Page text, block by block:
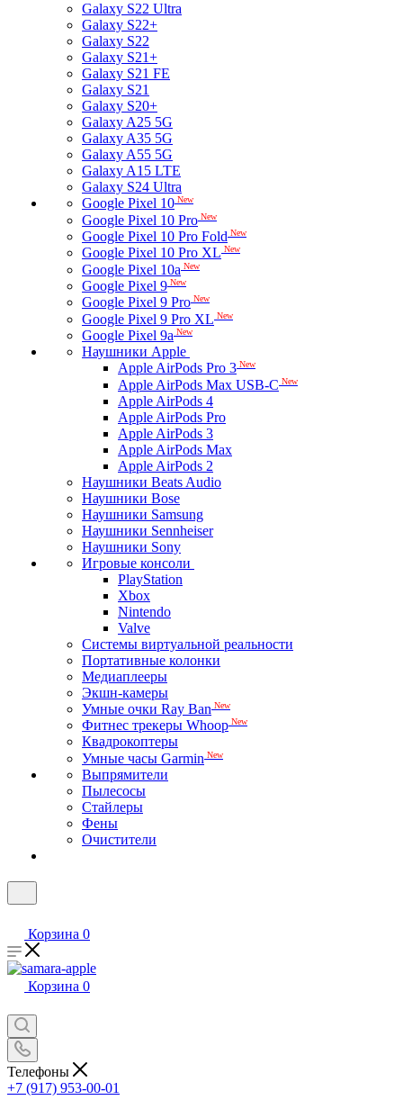
Galaxy S22 Ultra
Galaxy S22+
Galaxy S22
Galaxy S21+
Galaxy S21 FE
Galaxy S21
Galaxy S20+
Galaxy A25 5G
Galaxy A35 5G
Galaxy A55 5G
Galaxy A15 LTE
Galaxy S24 Ultra
Google Pixel 10 New
Google Pixel 10 Pro New
Google Pixel 10 Pro Fold New
Google Pixel 10 Pro XL New
Google Pixel 10a New
Google Pixel 9 New
Google Pixel 9 Pro New
Google Pixel 9 Pro XL New
Google Pixel 9a New
Наушники Apple
Apple AirPods Pro 3 New
Apple AirPods Max USB-C New
Apple AirPods 4
Apple AirPods Pro
Apple AirPods 3
Apple AirPods Max
Apple AirPods 2
Наушники Beats Audio
Наушники Bose
Наушники Samsung
Наушники Sennheiser
Наушники Sony
Игровые консоли
PlayStation
Xbox
Nintendo
Valve
Системы виртуальной реальности
Портативные колонки
Медиаплееры
Экшн-камеры
Умные очки Ray Ban New
Фитнес трекеры Whoop New
Квадрокоптеры
Умные часы Garmin New
Выпрямители
Пылесосы
Стайлеры
Фены
Очистители
Корзина 0
Корзина 0
Телефоны
+7 (917) 953-00-01